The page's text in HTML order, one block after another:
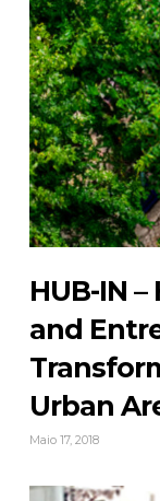
HUB-IN
and
Urban
Maio 17, 2018